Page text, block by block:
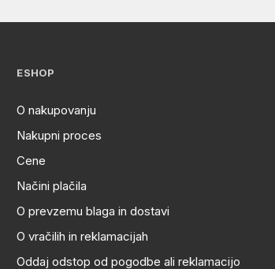
ESHOP
O nakupovanju
Nakupni proces
Cene
Načini plačila
O prevzemu blaga in dostavi
O vračilih in reklamacijah
Oddaj odstop od pogodbe ali reklamacijo